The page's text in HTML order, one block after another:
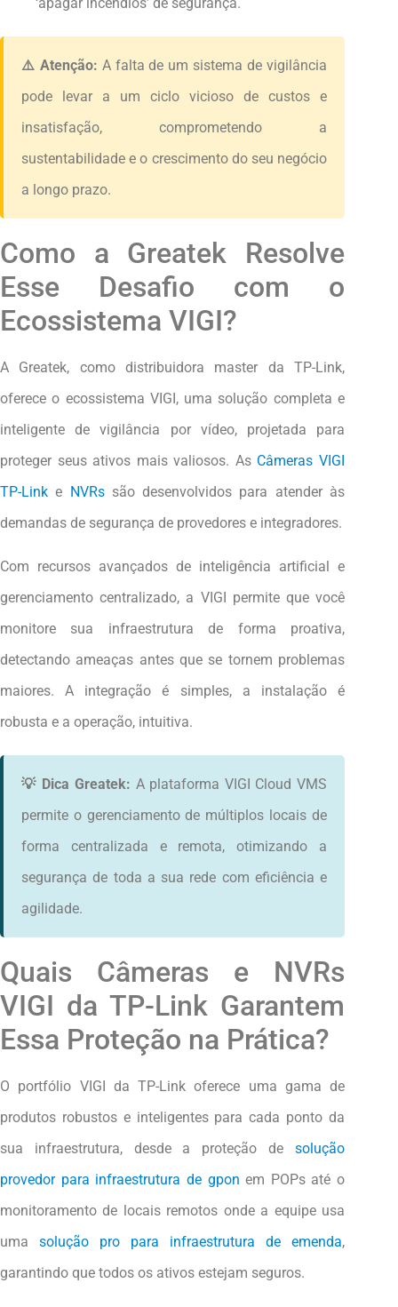
⚠️ Atenção: A falta de um sistema de vigilância
pode levar a um ciclo vicioso de custos e
insatisfação, comprometendo a
sustentabilidade e o crescimento do seu negócio
a longo prazo.
Como a Greatek Resolve
Esse Desafio com o
Ecossistema VIGI?
A Greatek, como distribuidora master da TP-Link,
oferece o ecossistema VIGI, uma solução completa e
inteligente de vigilância por vídeo, projetada para
proteger seus ativos mais valiosos. As Câmeras VIGI
TP-Link e NVRssão desenvolvidos para atender às
demandas de segurança de provedores e integradores.
Com recursos avançados de inteligência artificial e
gerenciamento centralizado, a VIGI permite que você
monitore sua infraestrutura de forma proativa,
detectando ameaças antes que se tornem problemas
maiores. A integração é simples, a instalação é
robusta e a operação, intuitiva.
💡 Dica Greatek: A plataforma VIGI Cloud VMS
permite o gerenciamento de múltiplos locais de
forma centralizada e remota, otimizando a
segurança de toda a sua rede com eficiência e
agilidade.
Quais Câmeras e NVRs
VIGI da TP-Link Garantem
Essa Proteção na Prática?
O portfólio VIGI da TP-Link oferece uma gama de
produtos robustos e inteligentes para cada ponto da
sua infraestrutura, desde a proteção de solução
provedor para infraestrutura de gpon em POPs até o
monitoramento de locais remotos onde a equipe usa
uma solução pro para infraestrutura de emenda,
garantindo que todos os ativos estejam seguros.